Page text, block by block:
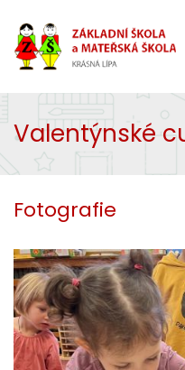
Valentýnské
Fotografie